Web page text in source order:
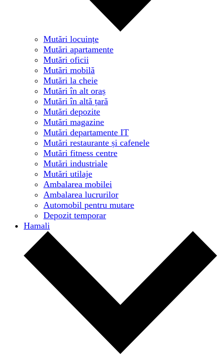
Mutări locuințe
Mutări apartamente
Mutări oficii
Mutări mobilă
Mutări la cheie
Mutări în alt oraș
Mutări în altă țară
Mutări depozite
Mutări magazine
Mutări departamente IT
Mutări restaurante și cafenele
Mutări fitness centre
Mutări industriale
Mutări utilaje
Ambalarea mobilei
Ambalarea lucrurilor
Automobil pentru mutare
Depozit temporar
Hamali